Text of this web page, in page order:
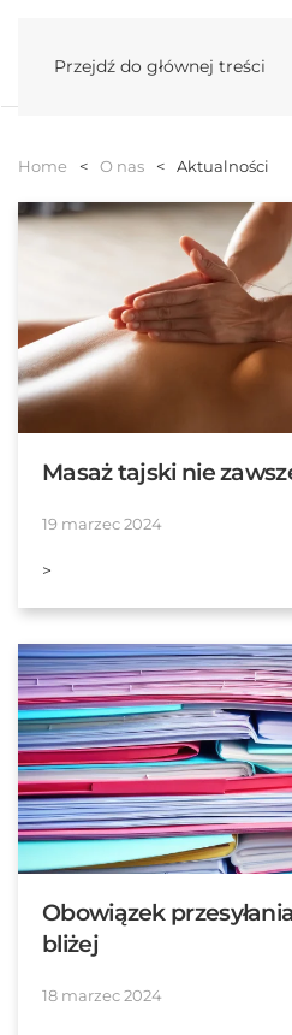
Przejdź do głównej treści
Home O nas Aktualności
Masaż tajski nie
19 marzec 2024
>
Obowiązek
bliżej
18 marzec 2024